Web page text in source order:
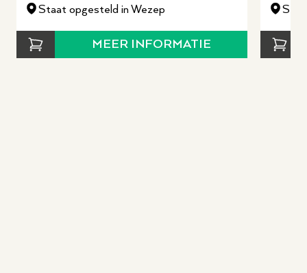
Staat opgesteld in Wezep
MEER INFORMATIE